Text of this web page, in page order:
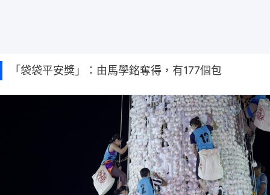
「袋袋平安獎」：由馬學銘奪得，有177個包